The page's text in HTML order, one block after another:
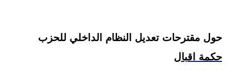
حول مقترحات تعديل النظام الداخلي للحزب
حكمة اقبال